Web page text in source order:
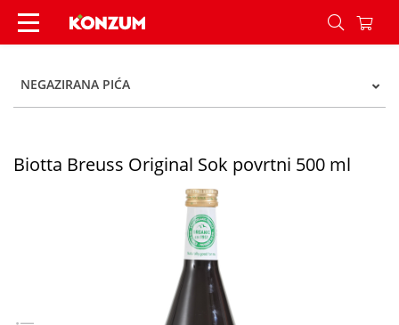
Biotta Breuss Original Sok povrtni 500 ml -
NEGAZIRANA PIĆA
Biotta Breuss Original Sok povrtni 500 ml